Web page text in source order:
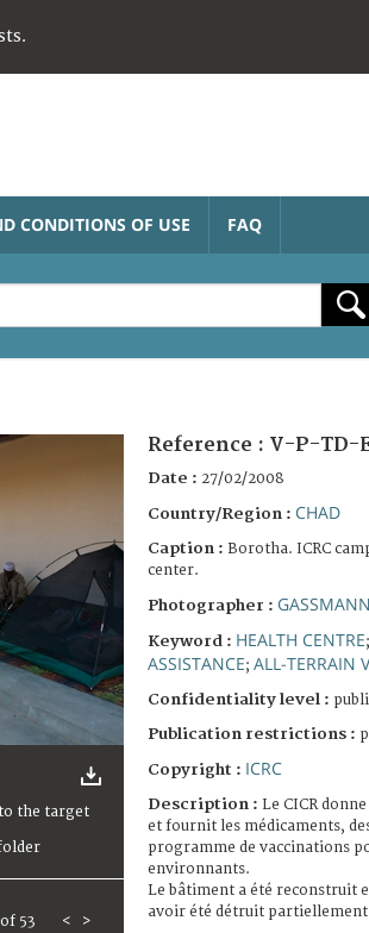
CONDITIONS OF USE FAQ
of 53 < >
Reference : V-P-TD-
Date : 27/02/2008
Country/Region : CHAD
Caption : Borotha. ICRC
center.
Photographer :
Keyword : HEALTH CENTRE;
ASSISTANCE; ALL-TERRAIN
Confidentiality level :
Publication restrictions :
Copyright : ICRC
Description : Le CICR
et fournit les médicaments,
programme de vaccinations
environnants.
Le bâtiment a été reconstruit
avoir été détruit partiellement